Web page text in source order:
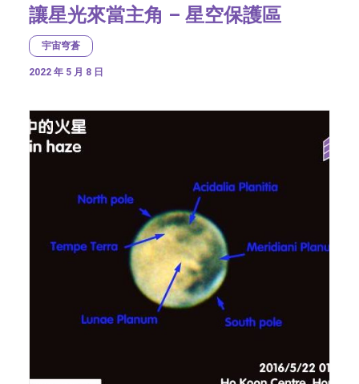
讓星光來當主角 – 星空保護區
宇宙穹蒼
2022 年 5 月 8 日